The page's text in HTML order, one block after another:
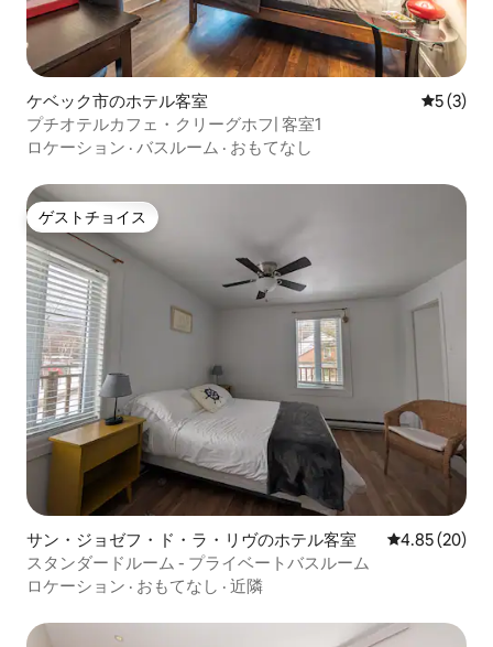
ケベック市のホテル客室 レビュー
5 (3)
プチオテルカフェ・クリーグホフ| 客室1
ロケーション · バスルーム · おもてなし
ゲストチョイス
ゲストチョイス
サン・ジョゼフ・ド・ラ・リヴのホテル客室 レビュー20
4.85 (20)
スタンダードルーム - プライベートバスルーム
ロケーション · おもてなし · 近隣